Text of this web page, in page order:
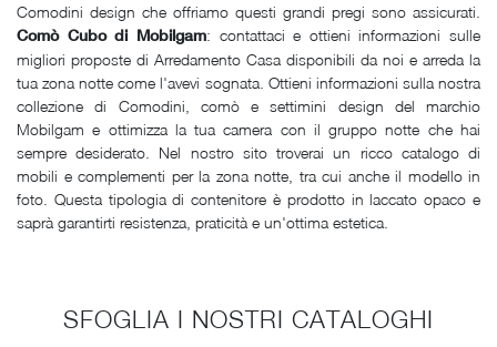
Comodini design che offriamo questi grandi pregi sono assicurati.
Comò Cubo di Mobilgam: contattaci e ottieni informazioni sulle
migliori proposte di Arredamento Casa disponibili da noi e arreda la
tua zona notte come l'avevi sognata. Ottieni informazioni sulla nostra
collezione di Comodini, comò e settimini design del marchio
Mobilgam e ottimizza la tua camera con il gruppo notte che hai
sempre desiderato. Nel nostro sito troverai un ricco catalogo di
mobili e complementi per la zona notte, tra cui anche il modello in
foto. Questa tipologia di contenitore è prodotto in laccato opaco e
saprà garantirti resistenza, praticità e un'ottima estetica.
SFOGLIA I NOSTRI CATALOGHI